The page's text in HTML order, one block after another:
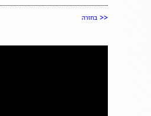
<< בחזרה